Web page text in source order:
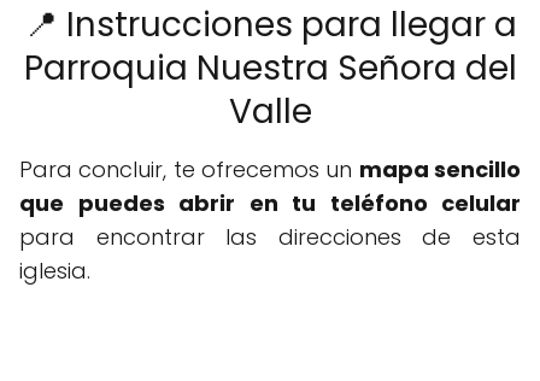
📍 Instrucciones para llegar a
Parroquia Nuestra Señora del
Valle
Para concluir, te ofrecemos un mapa sencillo
que puedes abrir en tu teléfono celular
para encontrar las direcciones de esta
iglesia.